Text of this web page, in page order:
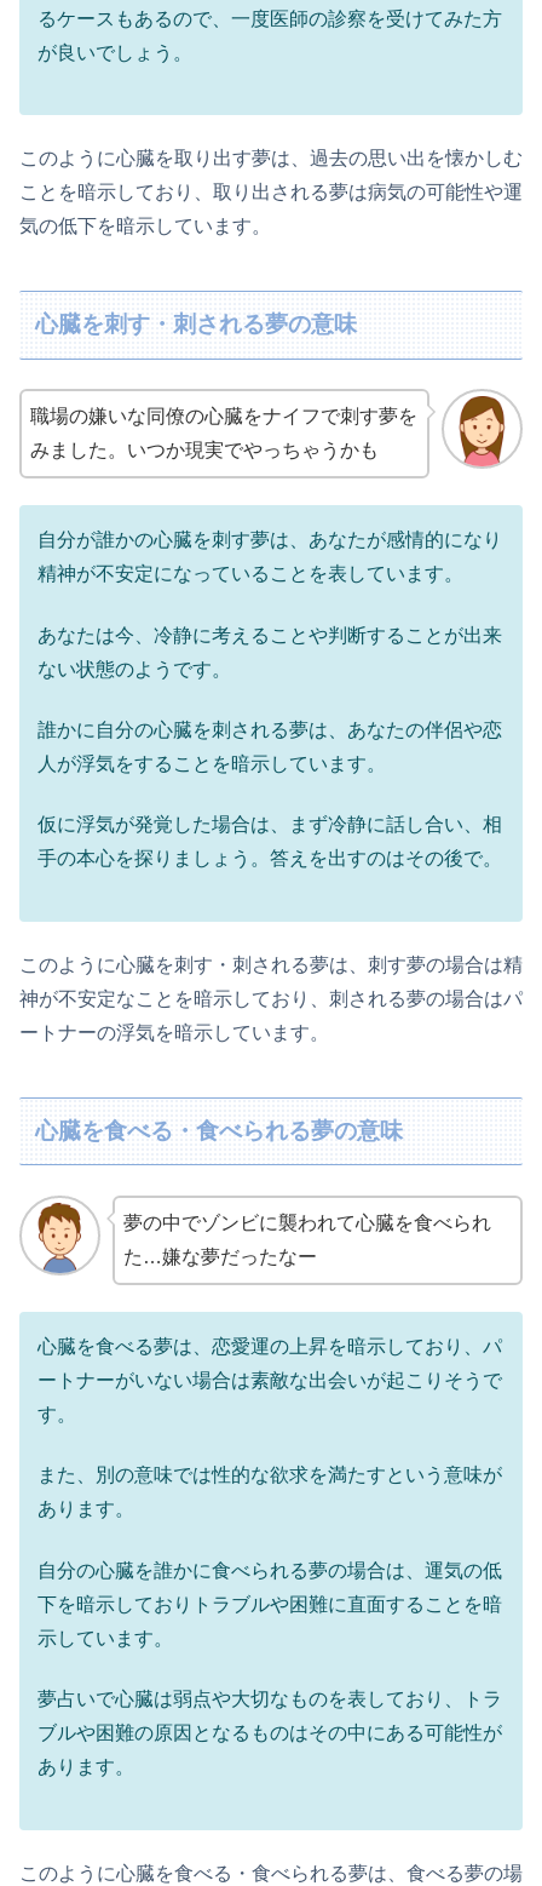
るケースもあるので、一度医師の診察を受けてみた方
が良いでしょう。
このように心臓を取り出す夢は、過去の思い出を懐かしむ
ことを暗示しており、取り出される夢は病気の可能性や運
気の低下を暗示しています。
心臓を刺す・刺される夢の意味
職場の嫌いな同僚の心臓をナイフで刺す夢を
みました。いつか現実でやっちゃうかも
自分が誰かの心臓を刺す夢は、あなたが感情的になり
精神が不安定になっていることを表しています。
あなたは今、冷静に考えることや判断することが出来
ない状態のようです。
誰かに自分の心臓を刺される夢は、あなたの伴侶や恋
人が浮気をすることを暗示しています。
仮に浮気が発覚した場合は、まず冷静に話し合い、相
手の本心を探りましょう。答えを出すのはその後で。
このように心臓を刺す・刺される夢は、刺す夢の場合は精
神が不安定なことを暗示しており、刺される夢の場合はパ
ートナーの浮気を暗示しています。
心臓を食べる・食べられる夢の意味
夢の中でゾンビに襲われて心臓を食べられ
た…嫌な夢だったなー
心臓を食べる夢は、恋愛運の上昇を暗示しており、パ
ートナーがいない場合は素敵な出会いが起こりそうで
す。
また、別の意味では性的な欲求を満たすという意味が
あります。
自分の心臓を誰かに食べられる夢の場合は、運気の低
下を暗示しておりトラブルや困難に直面することを暗
示しています。
夢占いで心臓は弱点や大切なものを表しており、トラ
ブルや困難の原因となるものはその中にある可能性が
あります。
このように心臓を食べる・食べられる夢は、食べる夢の場